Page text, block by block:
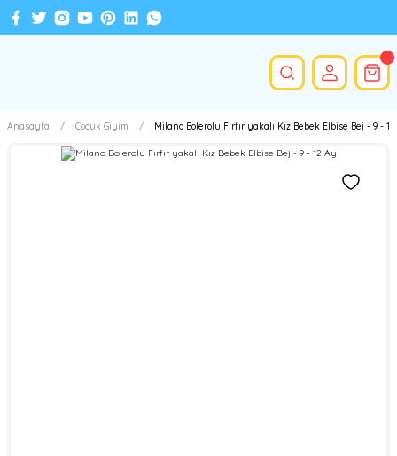
Anasayfa Çocuk Giyim Milano Bolerolu Fırfır yakalı Kız Bebek Elbise Bej - 9 -